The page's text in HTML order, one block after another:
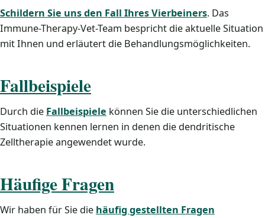
Schildern Sie uns den Fall Ihres Vierbeiners. Das
Immune-Therapy-Vet-Team bespricht die aktuelle Situation
mit Ihnen und erläutert die Behandlungsmöglichkeiten.
Fallbeispiele
Durch die Fallbeispiele können Sie die unterschiedlichen
Situationen kennen lernen in denen die dendritische
Zelltherapie angewendet wurde.
Häufige Fragen
Wir haben für Sie die häufig gestellten Fragen